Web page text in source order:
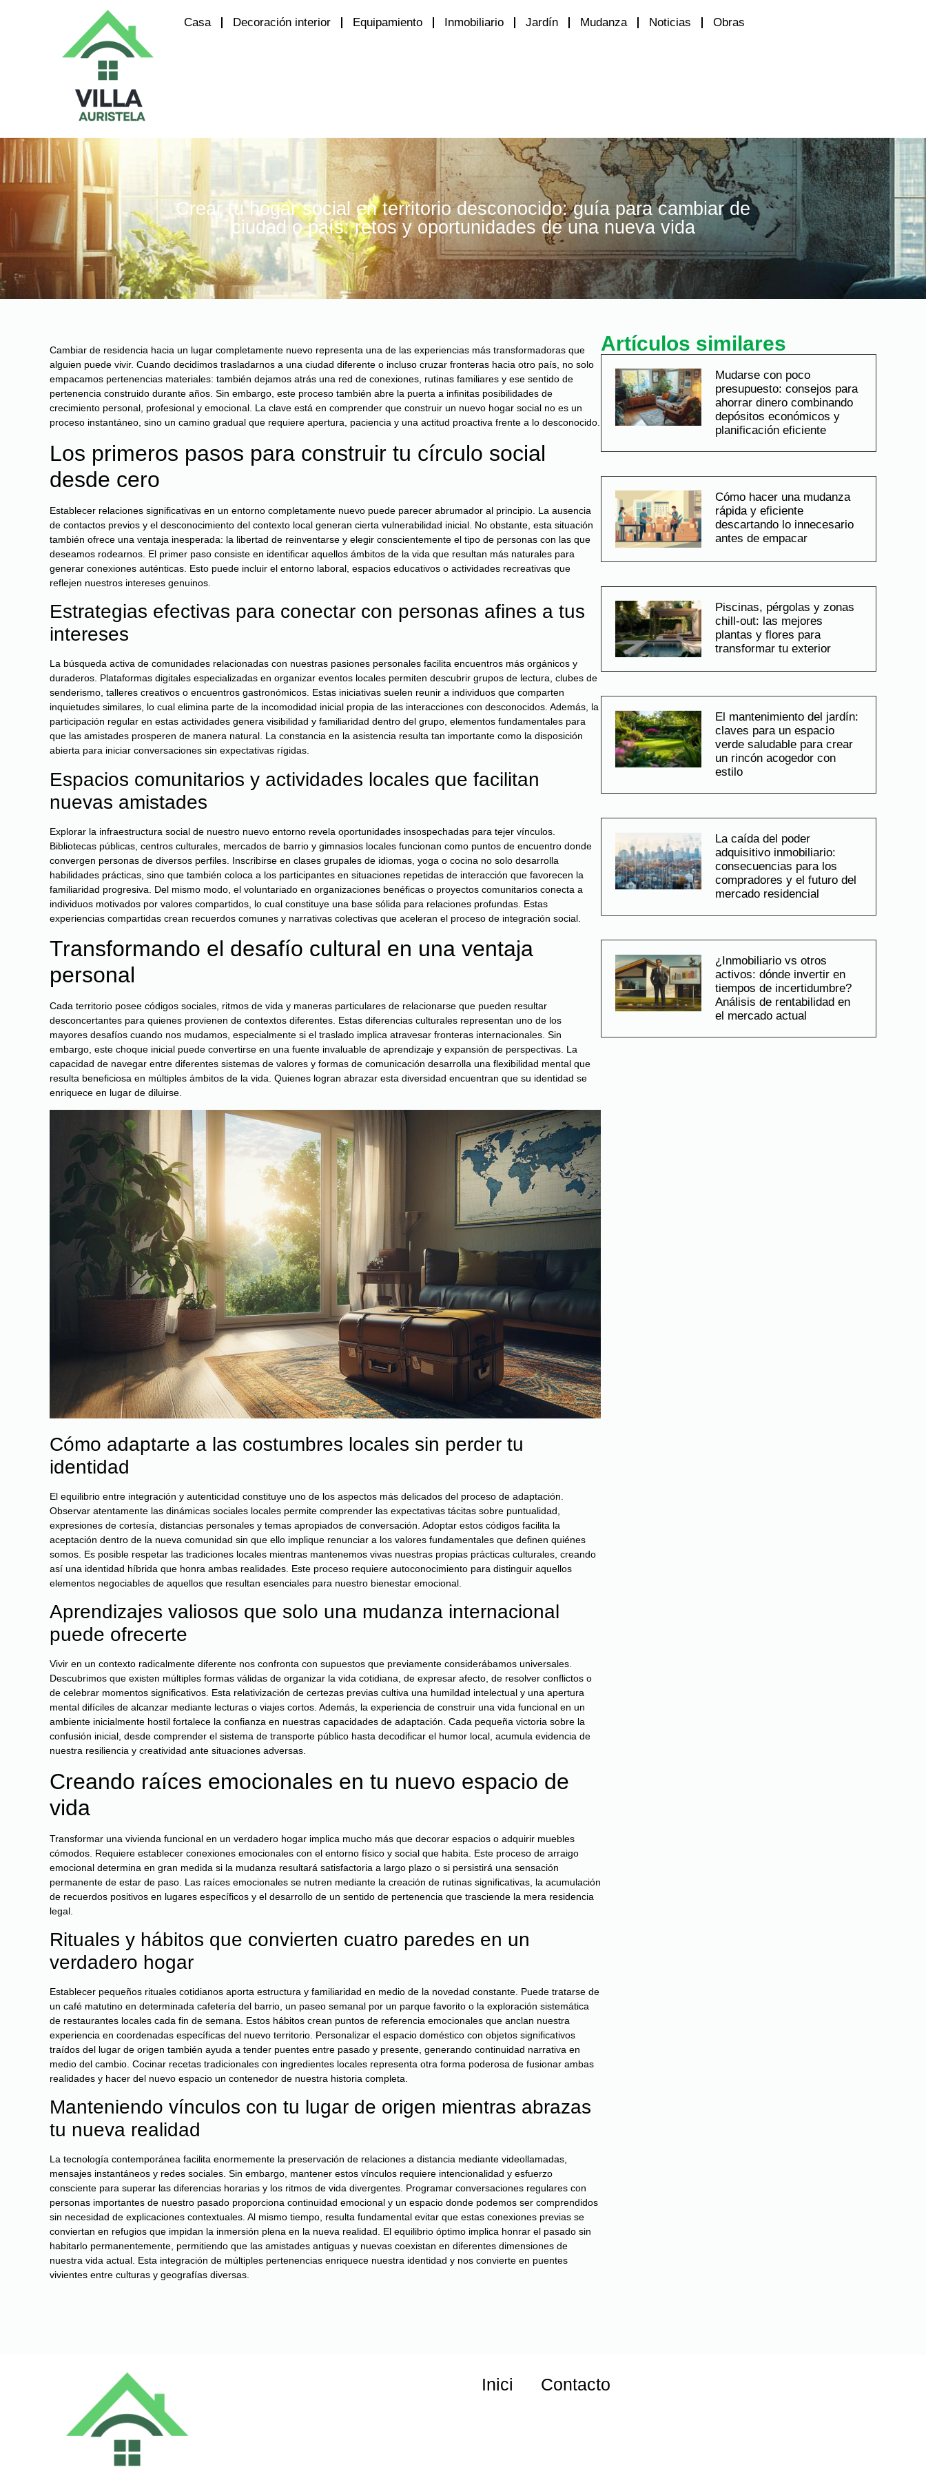
Casa Decoración interior Equipamiento Inmobiliario Jardín Mudanza Noticias Obras
Crear tu hogar social en territorio desconocido: guía para cambiar de
ciudad o país: retos y oportunidades de una nueva vida
Cambiar de residencia hacia un lugar completamente nuevo representa una de las experiencias más transformadoras que
alguien puede vivir. Cuando decidimos trasladarnos a una ciudad diferente o incluso cruzar fronteras hacia otro país, no solo
empacamos pertenencias materiales: también dejamos atrás una red de conexiones, rutinas familiares y ese sentido de
pertenencia construido durante años. Sin embargo, este proceso también abre la puerta a infinitas posibilidades de
crecimiento personal, profesional y emocional. La clave está en comprender que construir un nuevo hogar social no es un
proceso instantáneo, sino un camino gradual que requiere apertura, paciencia y una actitud proactiva frente a lo desconocido.
Los primeros pasos para construir tu círculo social
desde cero
Establecer relaciones significativas en un entorno completamente nuevo puede parecer abrumador al principio. La ausencia
de contactos previos y el desconocimiento del contexto local generan cierta vulnerabilidad inicial. No obstante, esta situación
también ofrece una ventaja inesperada: la libertad de reinventarse y elegir conscientemente el tipo de personas con las que
deseamos rodearnos. El primer paso consiste en identificar aquellos ámbitos de la vida que resultan más naturales para
generar conexiones auténticas. Esto puede incluir el entorno laboral, espacios educativos o actividades recreativas que
reflejen nuestros intereses genuinos.
Estrategias efectivas para conectar con personas afines a tus
intereses
La búsqueda activa de comunidades relacionadas con nuestras pasiones personales facilita encuentros más orgánicos y
duraderos. Plataformas digitales especializadas en organizar eventos locales permiten descubrir grupos de lectura, clubes de
senderismo, talleres creativos o encuentros gastronómicos. Estas iniciativas suelen reunir a individuos que comparten
inquietudes similares, lo cual elimina parte de la incomodidad inicial propia de las interacciones con desconocidos. Además, la
participación regular en estas actividades genera visibilidad y familiaridad dentro del grupo, elementos fundamentales para
que las amistades prosperen de manera natural. La constancia en la asistencia resulta tan importante como la disposición
abierta para iniciar conversaciones sin expectativas rígidas.
Espacios comunitarios y actividades locales que facilitan
nuevas amistades
Explorar la infraestructura social de nuestro nuevo entorno revela oportunidades insospechadas para tejer vínculos.
Bibliotecas públicas, centros culturales, mercados de barrio y gimnasios locales funcionan como puntos de encuentro donde
convergen personas de diversos perfiles. Inscribirse en clases grupales de idiomas, yoga o cocina no solo desarrolla
habilidades prácticas, sino que también coloca a los participantes en situaciones repetidas de interacción que favorecen la
familiaridad progresiva. Del mismo modo, el voluntariado en organizaciones benéficas o proyectos comunitarios conecta a
individuos motivados por valores compartidos, lo cual constituye una base sólida para relaciones profundas. Estas
experiencias compartidas crean recuerdos comunes y narrativas colectivas que aceleran el proceso de integración social.
Transformando el desafío cultural en una ventaja
personal
Cada territorio posee códigos sociales, ritmos de vida y maneras particulares de relacionarse que pueden resultar
desconcertantes para quienes provienen de contextos diferentes. Estas diferencias culturales representan uno de los
mayores desafíos cuando nos mudamos, especialmente si el traslado implica atravesar fronteras internacionales. Sin
embargo, este choque inicial puede convertirse en una fuente invaluable de aprendizaje y expansión de perspectivas. La
capacidad de navegar entre diferentes sistemas de valores y formas de comunicación desarrolla una flexibilidad mental que
resulta beneficiosa en múltiples ámbitos de la vida. Quienes logran abrazar esta diversidad encuentran que su identidad se
enriquece en lugar de diluirse.
Cómo adaptarte a las costumbres locales sin perder tu
identidad
El equilibrio entre integración y autenticidad constituye uno de los aspectos más delicados del proceso de adaptación.
Observar atentamente las dinámicas sociales locales permite comprender las expectativas tácitas sobre puntualidad,
expresiones de cortesía, distancias personales y temas apropiados de conversación. Adoptar estos códigos facilita la
aceptación dentro de la nueva comunidad sin que ello implique renunciar a los valores fundamentales que definen quiénes
somos. Es posible respetar las tradiciones locales mientras mantenemos vivas nuestras propias prácticas culturales, creando
así una identidad híbrida que honra ambas realidades. Este proceso requiere autoconocimiento para distinguir aquellos
elementos negociables de aquellos que resultan esenciales para nuestro bienestar emocional.
Aprendizajes valiosos que solo una mudanza internacional
puede ofrecerte
Vivir en un contexto radicalmente diferente nos confronta con supuestos que previamente considerábamos universales.
Descubrimos que existen múltiples formas válidas de organizar la vida cotidiana, de expresar afecto, de resolver conflictos o
de celebrar momentos significativos. Esta relativización de certezas previas cultiva una humildad intelectual y una apertura
mental difíciles de alcanzar mediante lecturas o viajes cortos. Además, la experiencia de construir una vida funcional en un
ambiente inicialmente hostil fortalece la confianza en nuestras capacidades de adaptación. Cada pequeña victoria sobre la
confusión inicial, desde comprender el sistema de transporte público hasta decodificar el humor local, acumula evidencia de
nuestra resiliencia y creatividad ante situaciones adversas.
Creando raíces emocionales en tu nuevo espacio de
vida
Transformar una vivienda funcional en un verdadero hogar implica mucho más que decorar espacios o adquirir muebles
cómodos. Requiere establecer conexiones emocionales con el entorno físico y social que habita. Este proceso de arraigo
emocional determina en gran medida si la mudanza resultará satisfactoria a largo plazo o si persistirá una sensación
permanente de estar de paso. Las raíces emocionales se nutren mediante la creación de rutinas significativas, la acumulación
de recuerdos positivos en lugares específicos y el desarrollo de un sentido de pertenencia que trasciende la mera residencia
legal.
Rituales y hábitos que convierten cuatro paredes en un
verdadero hogar
Establecer pequeños rituales cotidianos aporta estructura y familiaridad en medio de la novedad constante. Puede tratarse de
un café matutino en determinada cafetería del barrio, un paseo semanal por un parque favorito o la exploración sistemática
de restaurantes locales cada fin de semana. Estos hábitos crean puntos de referencia emocionales que anclan nuestra
experiencia en coordenadas específicas del nuevo territorio. Personalizar el espacio doméstico con objetos significativos
traídos del lugar de origen también ayuda a tender puentes entre pasado y presente, generando continuidad narrativa en
medio del cambio. Cocinar recetas tradicionales con ingredientes locales representa otra forma poderosa de fusionar ambas
realidades y hacer del nuevo espacio un contenedor de nuestra historia completa.
Manteniendo vínculos con tu lugar de origen mientras abrazas
tu nueva realidad
La tecnología contemporánea facilita enormemente la preservación de relaciones a distancia mediante videollamadas,
mensajes instantáneos y redes sociales. Sin embargo, mantener estos vínculos requiere intencionalidad y esfuerzo
consciente para superar las diferencias horarias y los ritmos de vida divergentes. Programar conversaciones regulares con
personas importantes de nuestro pasado proporciona continuidad emocional y un espacio donde podemos ser comprendidos
sin necesidad de explicaciones contextuales. Al mismo tiempo, resulta fundamental evitar que estas conexiones previas se
conviertan en refugios que impidan la inmersión plena en la nueva realidad. El equilibrio óptimo implica honrar el pasado sin
habitarlo permanentemente, permitiendo que las amistades antiguas y nuevas coexistan en diferentes dimensiones de
nuestra vida actual. Esta integración de múltiples pertenencias enriquece nuestra identidad y nos convierte en puentes
vivientes entre culturas y geografías diversas.
Artículos similares
Mudarse con poco
presupuesto: consejos para
ahorrar dinero combinando
depósitos económicos y
planificación eficiente
Cómo hacer una mudanza
rápida y eficiente
descartando lo innecesario
antes de empacar
Piscinas, pérgolas y zonas
chill-out: las mejores
plantas y flores para
transformar tu exterior
El mantenimiento del jardín:
claves para un espacio
verde saludable para crear
un rincón acogedor con
estilo
La caída del poder
adquisitivo inmobiliario:
consecuencias para los
compradores y el futuro del
mercado residencial
¿Inmobiliario vs otros
activos: dónde invertir en
tiempos de incertidumbre?
Análisis de rentabilidad en
el mercado actual
Inici Contacto